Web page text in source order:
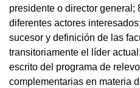
presidente o director general;
diferentes actores
sucesor y definición de las
transitoriamente el líder
escrito del programa de
complementarias en materia